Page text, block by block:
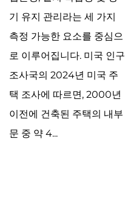
기 유지 관리라는 세 가지
측정 가능한 요소를 중심으
로 이루어집니다. 미국 인구
조사국의 2024년 미국 주
택 조사에 따르면, 2000년
이전에 건축된 주택의 내부
문 중 약 4...